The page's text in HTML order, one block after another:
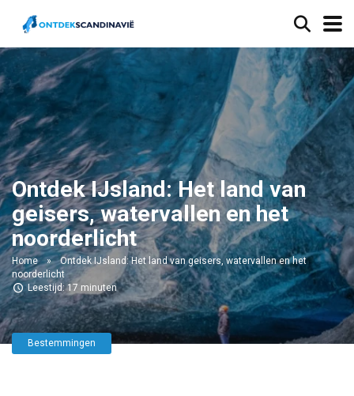
Ontdek IJsland: Het land van
geisers, watervallen en het
noorderlicht
Home » Ontdek IJsland: Het land van geisers, watervallen en het
noorderlicht
Leestijd: 17 minuten
Bestemmingen